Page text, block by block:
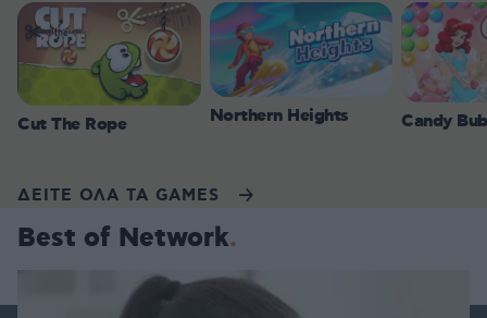
Cut The Rope Northern Heights Candy
ΔΕΙΤΕ ΟΛΑ ΤΑ GAMES
Best of Network